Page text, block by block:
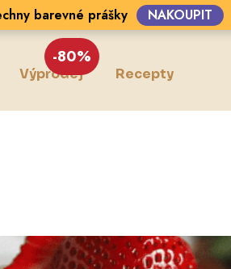
barevné prášky NAKOUPIT
Výprodej
-80%
Recepty
najít?